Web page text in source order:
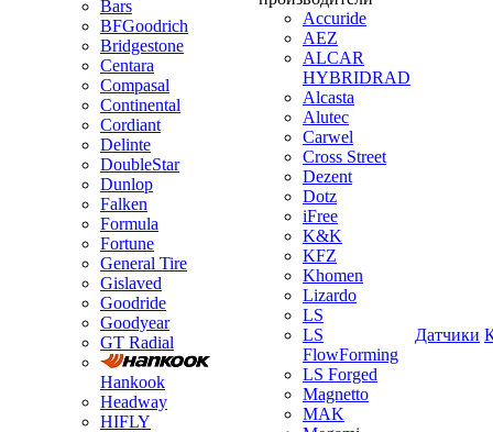
Bars
BFGoodrich
Bridgestone
Centara
Compasal
Continental
Cordiant
Delinte
DoubleStar
Dunlop
Falken
Formula
Fortune
General Tire
Gislaved
Goodride
Goodyear
GT Radial
Hankook
Headway
HIFLY
Accuride
AEZ
ALCAR
HYBRIDRAD
Alcasta
Alutec
Carwel
Cross Street
Dezent
Dotz
iFree
K&K
KFZ
Khomen
Lizardo
LS
LS
FlowForming
LS Forged
Magnetto
MAK
Датчики